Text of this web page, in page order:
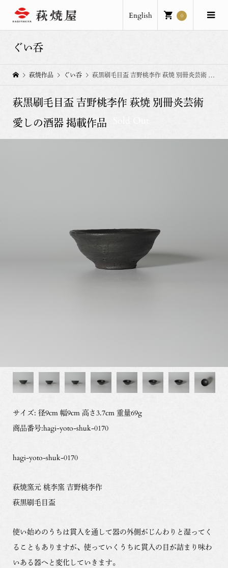
English 0
ぐい呑
萩焼作品 ぐい呑 萩黒刷毛目盃 吉野桃李作 萩焼 別冊炎芸術 愛しの酒器 掲載作品
萩黒刷毛目盃 吉野桃李作 萩焼 別冊炎芸術
愛しの酒器 掲載作品
サイズ: 径9cm 幅9cm 高さ3.7cm 重量69g
商品番号:hagi-yoto-shuk-0170
hagi-yoto-shuk-0170
萩焼窯元 桃李窯 吉野桃李作
萩黒刷毛目盃
使い始めのうちは貫入を通して器の外側がじんわりと湿ってく
ることもありますが、使っていくうちに貫入の目が詰まり味わ
いある器へと変化していきます。